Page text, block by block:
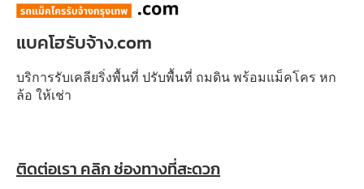
แบคโฮรับจ้าง.com
บริการรับเคลียริ่งพื้นที่ ปรับพื้นที่ ถมดิน พร้อมแม็คโคร หก
ล้อ ให้เช่า
ติดต่อเรา คลิก ช่องทางที่สะดวก